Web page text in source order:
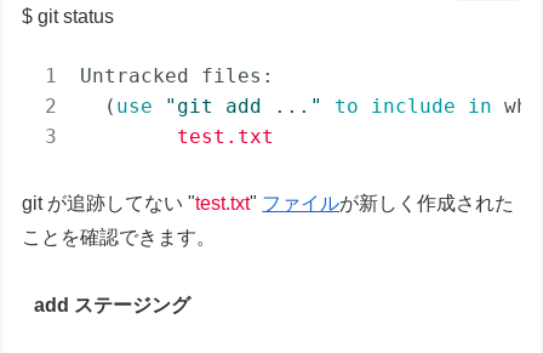
git status
Untracked files:
  (
use "git add ..." to include in
test.txt
git が追跡してない "test.txt" ファイルが新しく作成された
ことを確認できます。
add ステージング